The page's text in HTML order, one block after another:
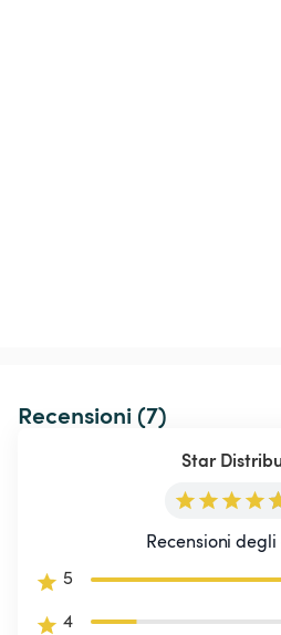
Recensioni (7)
Star
Recensioni
5
4